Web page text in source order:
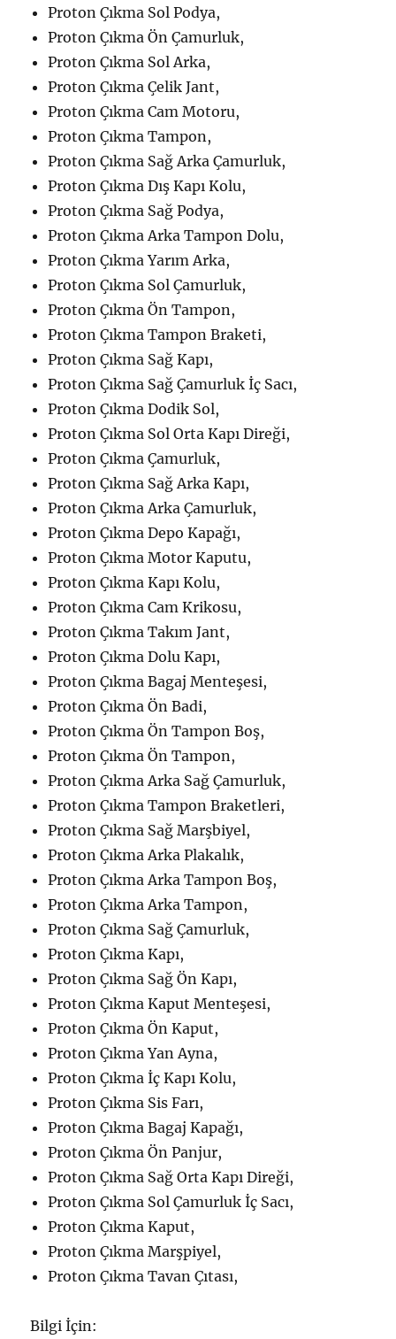
Proton Çıkma Sol Podya,
Proton Çıkma Ön Çamurluk,
Proton Çıkma Sol Arka,
Proton Çıkma Çelik Jant,
Proton Çıkma Cam Motoru,
Proton Çıkma Tampon,
Proton Çıkma Sağ Arka Çamurluk,
Proton Çıkma Dış Kapı Kolu,
Proton Çıkma Sağ Podya,
Proton Çıkma Arka Tampon Dolu,
Proton Çıkma Yarım Arka,
Proton Çıkma Sol Çamurluk,
Proton Çıkma Ön Tampon,
Proton Çıkma Tampon Braketi,
Proton Çıkma Sağ Kapı,
Proton Çıkma Sağ Çamurluk İç Sacı,
Proton Çıkma Dodik Sol,
Proton Çıkma Sol Orta Kapı Direği,
Proton Çıkma Çamurluk,
Proton Çıkma Sağ Arka Kapı,
Proton Çıkma Arka Çamurluk,
Proton Çıkma Depo Kapağı,
Proton Çıkma Motor Kaputu,
Proton Çıkma Kapı Kolu,
Proton Çıkma Cam Krikosu,
Proton Çıkma Takım Jant,
Proton Çıkma Dolu Kapı,
Proton Çıkma Bagaj Menteşesi,
Proton Çıkma Ön Badi,
Proton Çıkma Ön Tampon Boş,
Proton Çıkma Ön Tampon,
Proton Çıkma Arka Sağ Çamurluk,
Proton Çıkma Tampon Braketleri,
Proton Çıkma Sağ Marşbiyel,
Proton Çıkma Arka Plakalık,
Proton Çıkma Arka Tampon Boş,
Proton Çıkma Arka Tampon,
Proton Çıkma Sağ Çamurluk,
Proton Çıkma Kapı,
Proton Çıkma Sağ Ön Kapı,
Proton Çıkma Kaput Menteşesi,
Proton Çıkma Ön Kaput,
Proton Çıkma Yan Ayna,
Proton Çıkma İç Kapı Kolu,
Proton Çıkma Sis Farı,
Proton Çıkma Bagaj Kapağı,
Proton Çıkma Ön Panjur,
Proton Çıkma Sağ Orta Kapı Direği,
Proton Çıkma Sol Çamurluk İç Sacı,
Proton Çıkma Kaput,
Proton Çıkma Marşpiyel,
Proton Çıkma Tavan Çıtası,
Bilgi İçin: